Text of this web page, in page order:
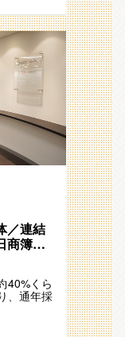
料作成、
ただきま
プロジ
ご担当
だき、ゆ
リーダー
です。
業務効率
）業務
状況に
性もござ
短信)の
／連結
商簿記
40%くら
、通年採